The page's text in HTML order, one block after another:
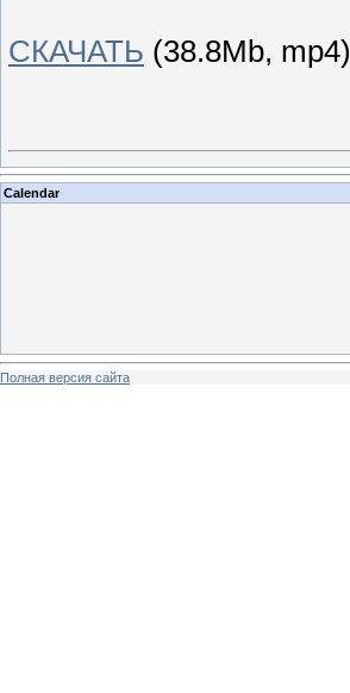
СКАЧАТЬ (38.8Mb, mp4)
Calendar
Полная версия сайта